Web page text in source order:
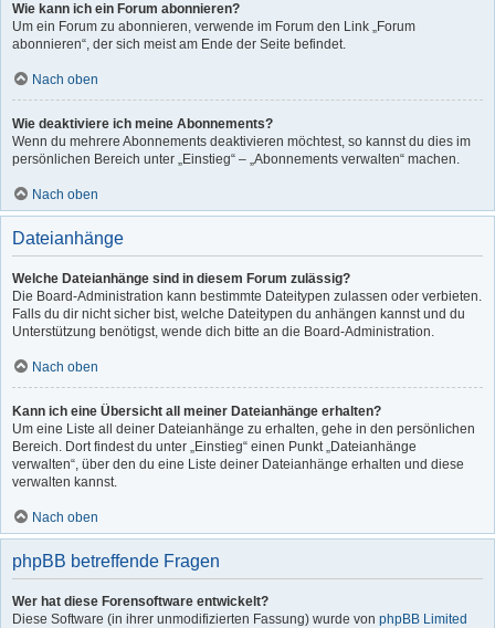
Wie kann ich ein Forum abonnieren?
Um ein Forum zu abonnieren, verwende im Forum den Link „Forum
abonnieren“, der sich meist am Ende der Seite befindet.
Nach oben
Wie deaktiviere ich meine Abonnements?
Wenn du mehrere Abonnements deaktivieren möchtest, so kannst du dies im
persönlichen Bereich unter „Einstieg“ – „Abonnements verwalten“ machen.
Nach oben
Dateianhänge
Welche Dateianhänge sind in diesem Forum zulässig?
Die Board-Administration kann bestimmte Dateitypen zulassen oder verbieten.
Falls du dir nicht sicher bist, welche Dateitypen du anhängen kannst und du
Unterstützung benötigst, wende dich bitte an die Board-Administration.
Nach oben
Kann ich eine Übersicht all meiner Dateianhänge erhalten?
Um eine Liste all deiner Dateianhänge zu erhalten, gehe in den persönlichen
Bereich. Dort findest du unter „Einstieg“ einen Punkt „Dateianhänge
verwalten“, über den du eine Liste deiner Dateianhänge erhalten und diese
verwalten kannst.
Nach oben
phpBB betreffende Fragen
Wer hat diese Forensoftware entwickelt?
Diese Software (in ihrer unmodifizierten Fassung) wurde von phpBB Limited